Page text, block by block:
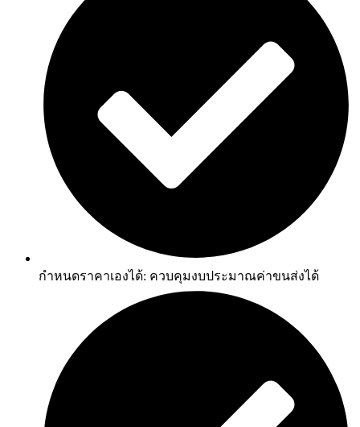
กำหนดราคาเองได้: ควบคุมงบประมาณค่าขนส่งได้